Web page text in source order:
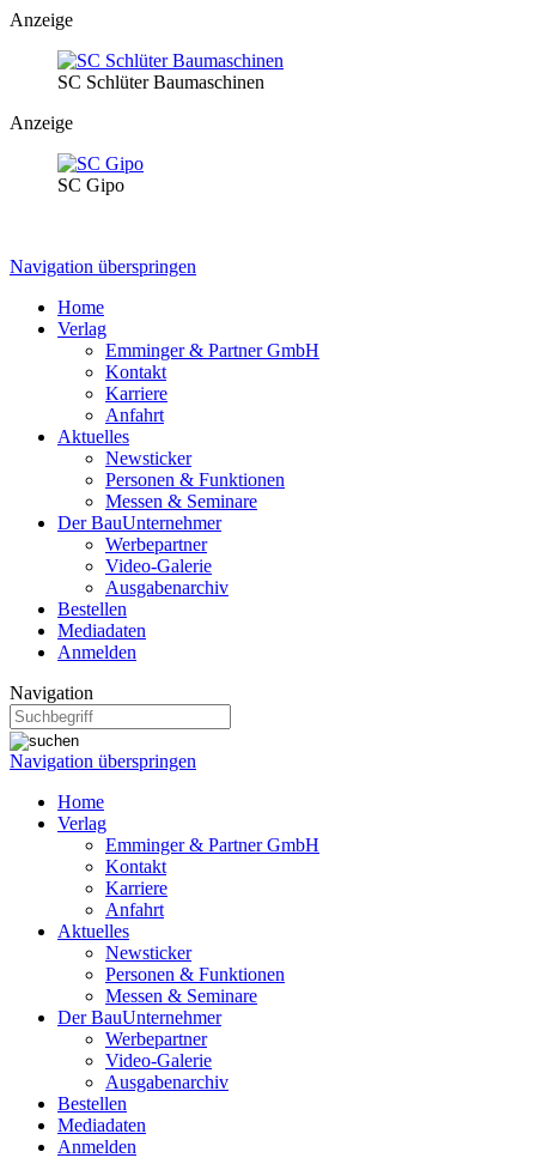
Anzeige
SC Schlüter Baumaschinen
Anzeige
SC Gipo
Navigation überspringen
Home
Verlag
Emminger & Partner GmbH
Kontakt
Karriere
Anfahrt
Aktuelles
Newsticker
Personen & Funktionen
Messen & Seminare
Der BauUnternehmer
Werbepartner
Video-Galerie
Ausgabenarchiv
Bestellen
Mediadaten
Anmelden
Navigation
Navigation überspringen
Home
Verlag
Emminger & Partner GmbH
Kontakt
Karriere
Anfahrt
Aktuelles
Newsticker
Personen & Funktionen
Messen & Seminare
Der BauUnternehmer
Werbepartner
Video-Galerie
Ausgabenarchiv
Bestellen
Mediadaten
Anmelden